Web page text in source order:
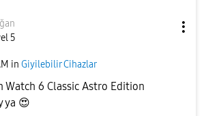
5
in Giyilebilir Cihazlar
Watch 6 Classic Astro Edition
ya 😍